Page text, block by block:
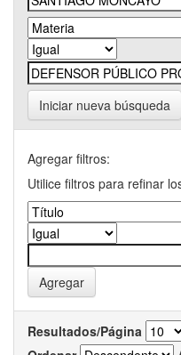
Iniciar nueva búsqueda
Agregar filtros:
Utilice filtros para refinar
Resultados/Página